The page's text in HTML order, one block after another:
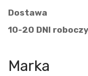
Dostawa
10-20 DNI
Marka